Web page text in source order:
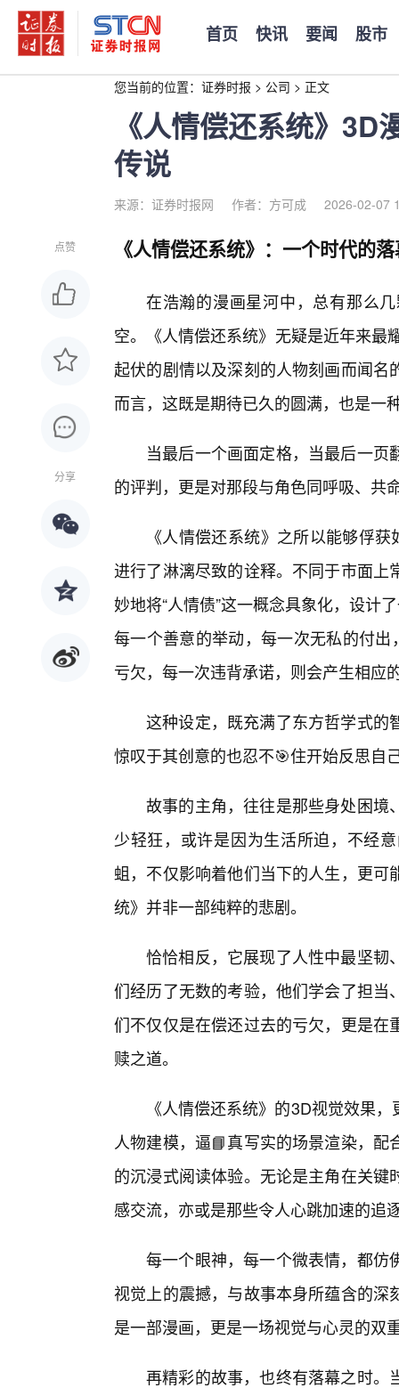
首页 快讯 要闻 股市
您当前的位置： 证券时报 > 公司 > 正文
《人情偿还系统》
传说
来源：证券时报网 作者：方可成 2026-02-07
点赞
分享
《人情偿还系统》：一个时代的
在浩瀚的漫画星河中，总有那么
空。《人情偿还系统》无疑是近年来最
起伏的剧情以及深刻的人物刻画而闻
而言，这既是期待已久的圆满，也是一
当最后一个画面定格，当最后一
的评判，更是对那段与角色同呼吸、共
《人情偿还系统》之所以能够俘
进行了淋漓尽致的诠释。不同于市面
妙地将“人情债”这一概念具象化，设计
每一个善意的举动，每一次无私的付
亏欠，每一次违背承诺，则会产生相应
这种设定，既充满了东方哲学式的
惊叹于其创意的也忍不🎯住开始反思自
故事的主角，往往是那些身处困境
少轻狂，或许是因为生活所迫，不经
蛆，不仅影响着他们当下的人生，更
统》并非一部纯粹的悲剧。
恰恰相反，它展现了人性中最坚韧
们经历了无数的考验，他们学会了担
们不仅仅是在偿还过去的亏欠，更是
赎之道。
《人情偿还系统》的3D视觉效果
人物建模，逼📘真写实的场景渲染，
的沉浸式阅读体验。无论是主角在关
感交流，亦或是那些令人心跳加速的追
每一个眼神，每一个微表情，都仿
视觉上的震撼，与故事本身所蕴含的
是一部漫画，更是一场视觉与心灵的双
再精彩的故事，也终有落幕之时。